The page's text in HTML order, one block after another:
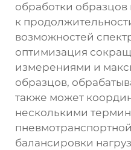
обработки
к
возможностей
оптимизация
измерениями и
образцов,
также может
несколькими
балансировки